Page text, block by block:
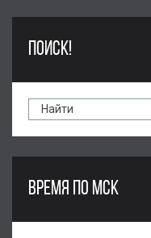
ПОИСК!
ВРЕМЯ ПО МСК